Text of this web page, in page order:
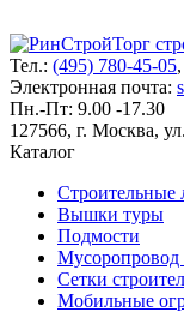
Тел.: (495) 780-45-05,
Электронная почта:
Пн.-Пт: 9.00 -17.30
127566, г. Москва,
Каталог
Строительные
Вышки туры
Подмости
Мусоропровод
Сетки
Мобильные